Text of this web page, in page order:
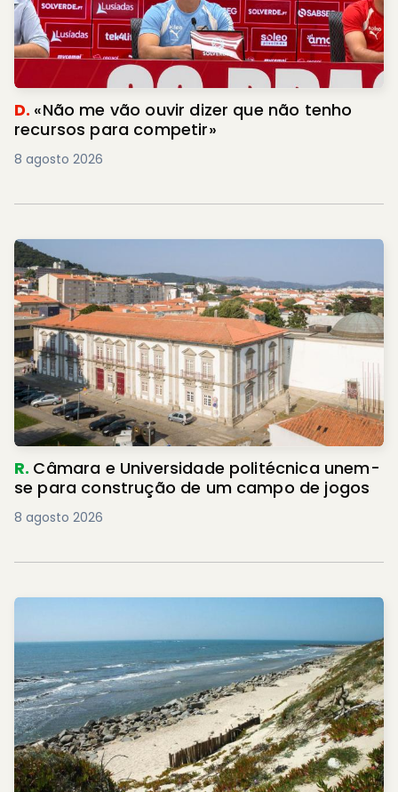
D. «Não me vão ouvir dizer que não tenho
recursos para competir»
8 agosto 2026
R. Câmara e Universidade politécnica unem-
se para construção de um campo de jogos
8 agosto 2026